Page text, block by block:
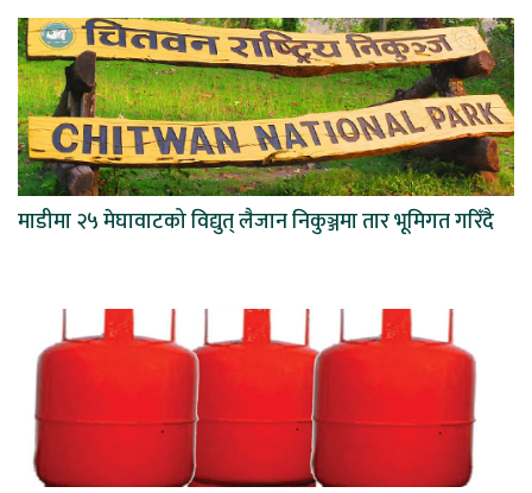
माडीमा २५ मेघावाटको विद्युत् लैजान निकुञ्जमा तार भूमिगत गरिँदै